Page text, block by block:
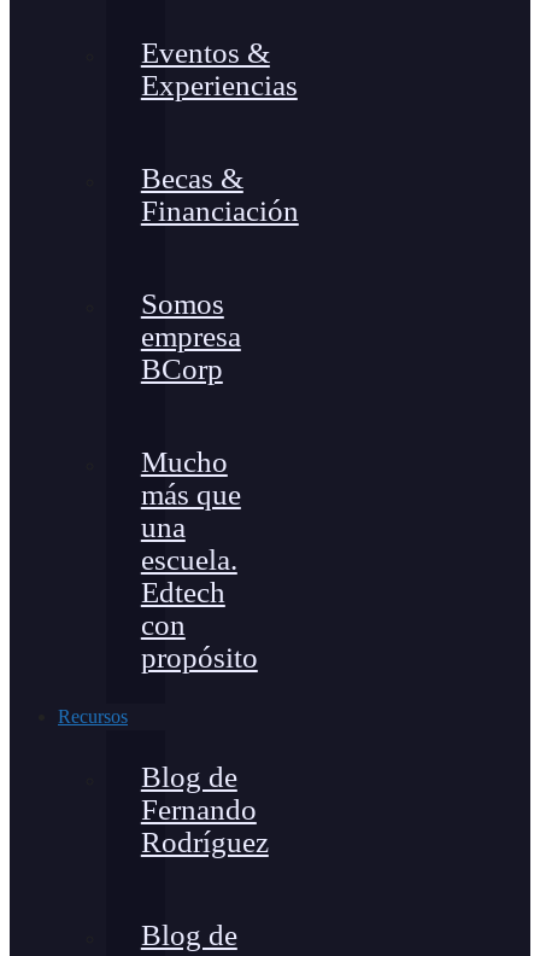
Eventos &
Experiencias
Becas &
Financiación
Somos
empresa
BCorp
Mucho
más que
una
escuela.
Edtech
con
propósito
Recursos
Blog de
Fernando
Rodríguez
Blog de